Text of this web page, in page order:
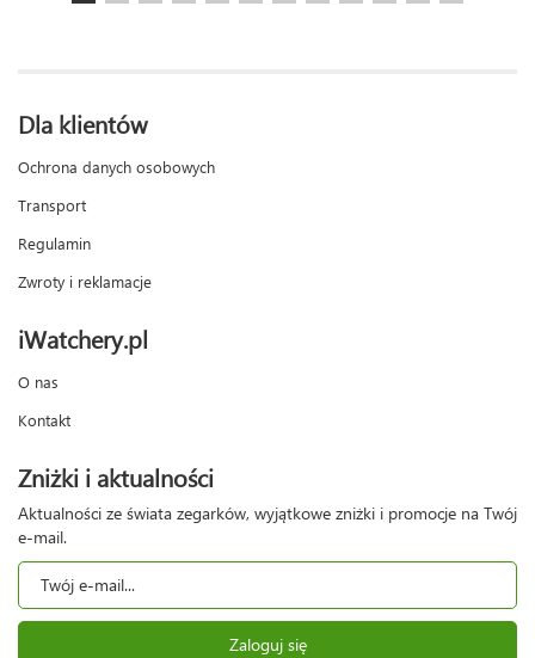
Dla klientów
Ochrona danych osobowych
Transport
Regulamin
Zwroty i reklamacje
iWatchery.pl
O nas
Kontakt
Zniżki i aktualności
Aktualności ze świata zegarków, wyjątkowe zniżki i promocje na Twój
e-mail.
Zaloguj się